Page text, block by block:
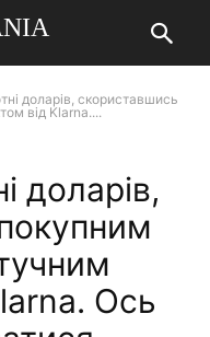
доларів, скориставшись
від Klarna....
доларів,
Ось